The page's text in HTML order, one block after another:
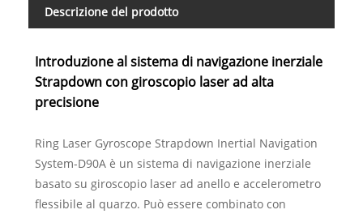
Descrizione del prodotto
Introduzione al sistema di navigazione inerziale
Strapdown con giroscopio laser ad alta
precisione
Ring Laser Gyroscope Strapdown Inertial Navigation
System-D90A è un sistema di navigazione inerziale
basato su giroscopio laser ad anello e accelerometro
flessibile al quarzo. Può essere combinato con